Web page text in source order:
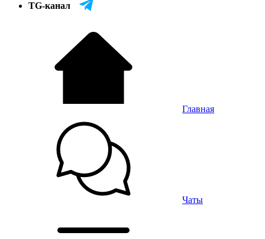
TG-канал
Главная
Чаты